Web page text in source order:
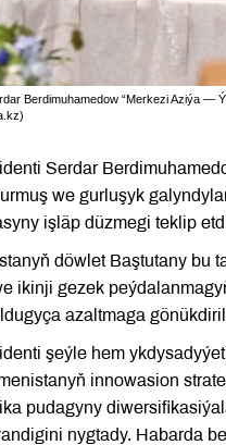
Berdimuhamedow “Merkezi Aziýa —
Serdar
we gurluşyk
işläp düzmegi teklip
döwlet Baştutany bu
ikinji gezek
azaltmaga
şeýle hem
innowasion
pudagyny
nygtady. Habarda